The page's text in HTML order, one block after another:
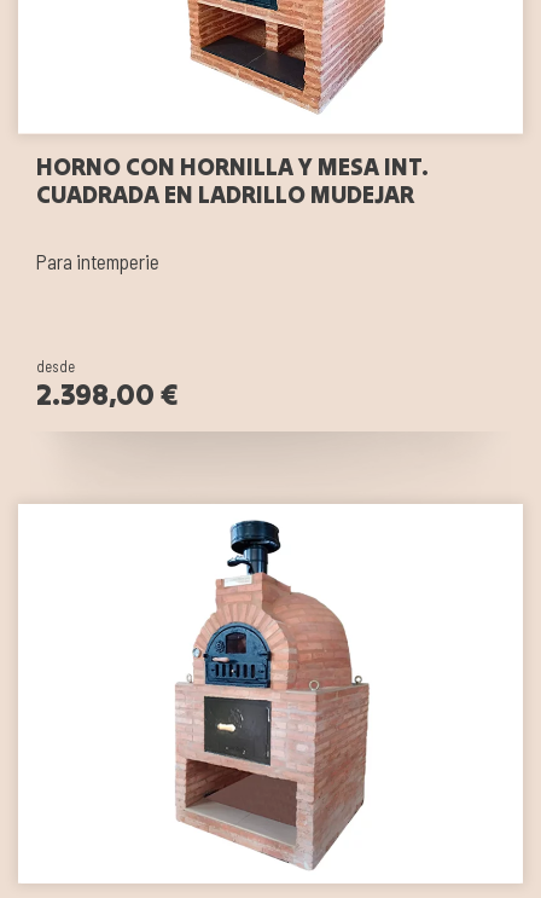
HORNO CON HORNILLA Y MESA INT.
CUADRADA EN LADRILLO MUDEJAR
Para intemperie
desde
2.398,00 €